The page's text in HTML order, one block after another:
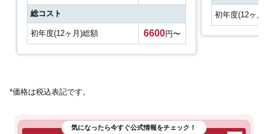
総コスト
初年度(12ヶ月)総額 6600円〜
初年度(12ヶ月
*価格は税込表記です。
気になったら今すぐ公式情報をチェック！